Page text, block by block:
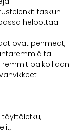
taskun
helpottaa
ovat pehmeät,
tai
paikoillaan.
täyttöletku,